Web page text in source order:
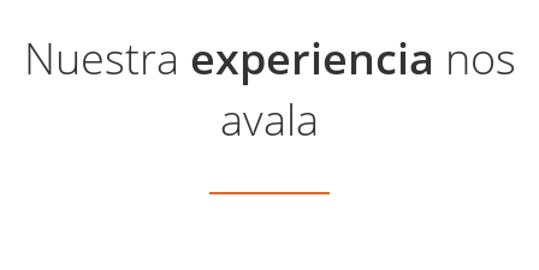
Nuestra experiencia nos
avala